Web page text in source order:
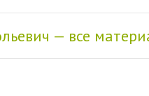
— все